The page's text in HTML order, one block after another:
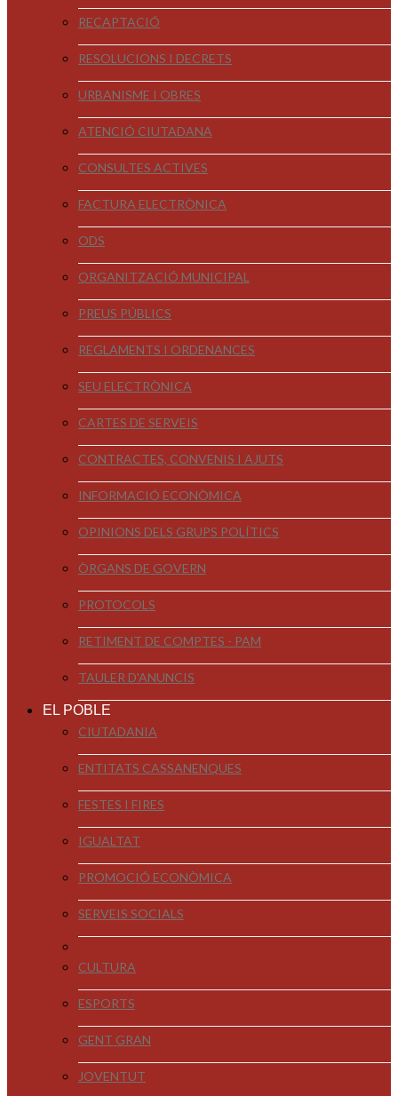
RECAPTACIÓ
RESOLUCIONS I DECRETS
URBANISME I OBRES
ATENCIÓ CIUTADANA
CONSULTES ACTIVES
FACTURA ELECTRÒNICA
ODS
ORGANITZACIÓ MUNICIPAL
PREUS PÚBLICS
REGLAMENTS I ORDENANCES
SEU ELECTRÒNICA
CARTES DE SERVEIS
CONTRACTES, CONVENIS I AJUTS
INFORMACIÓ ECONÒMICA
OPINIONS DELS GRUPS POLÍTICS
ÒRGANS DE GOVERN
PROTOCOLS
RETIMENT DE COMPTES - PAM
TAULER D'ANUNCIS
EL POBLE
CIUTADANIA
ENTITATS CASSANENQUES
FESTES I FIRES
IGUALTAT
PROMOCIÓ ECONÒMICA
SERVEIS SOCIALS
CULTURA
ESPORTS
GENT GRAN
JOVENTUT